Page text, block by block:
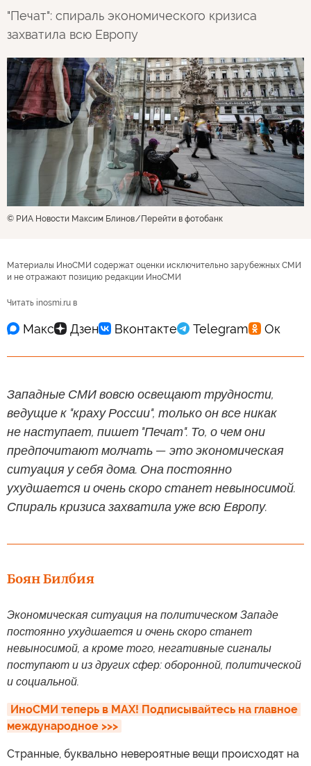
"Печат": спираль экономического кризиса
захватила всю Европу
© РИА Новости Максим Блинов Перейти в фотобанк
Материалы ИноСМИ содержат оценки исключительно зарубежных СМИ
и не отражают позицию редакции ИноСМИ
Читать inosmi.ru в
Западные СМИ вовсю освещают трудности,
ведущие к "краху России", только он все никак
не наступает, пишет "Печат". То, о чем они
предпочитают молчать — это экономическая
ситуация у себя дома. Она постоянно
ухудшается и очень скоро станет невыносимой.
Спираль кризиса захватила уже всю Европу.
Боян Билбия
Экономическая ситуация на политическом Западе
постоянно ухудшается и очень скоро станет
невыносимой, а кроме того, негативные сигналы
поступают и из других сфер: оборонной, политической
и социальной.
ИноСМИ теперь в MAX! Подписывайтесь на главное
международное >>>
Странные, буквально невероятные вещи происходят на